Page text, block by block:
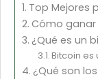
Top Mejores
Cómo
¿Qué es un
Bitcoin es
¿Qué son